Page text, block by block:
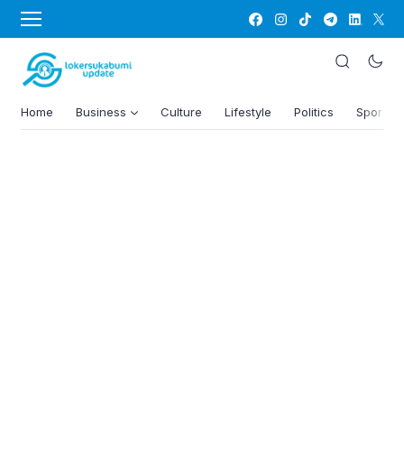
Home Business Culture Lifestyle Politics Sports